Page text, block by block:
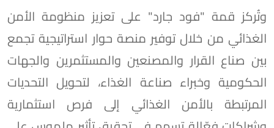
وتُركز قمة "فود جارد" على تعزيز منظومة الأمن
الغذائي من خلال توفير منصة حوار استراتيجية تجمع
بين صناع القرار والمصنعين والمستثمرين والجهات
الحكومية وخبراء صناعة الغذاء، لتحويل التحديات
المرتبطة بالأمن الغذائي إلى فرص استثمارية